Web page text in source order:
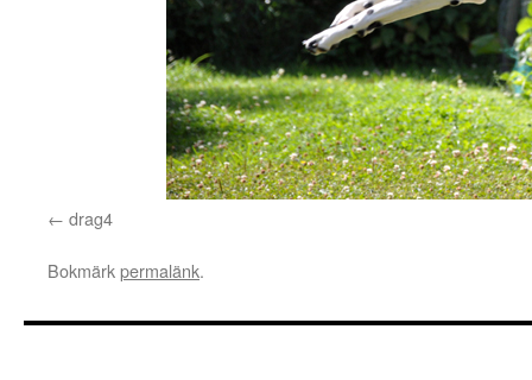
drag4
Bokmärkpermalänk.